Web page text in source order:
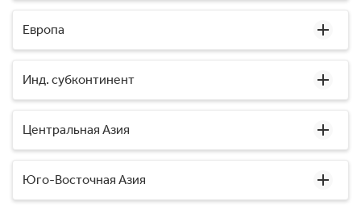
Европа
Инд. субконтинент
Центральная Азия
Юго-Восточная Азия